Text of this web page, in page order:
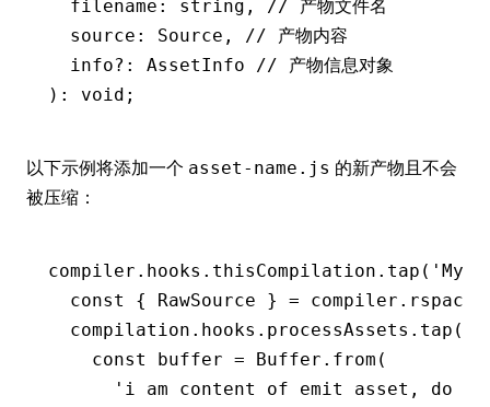
  filename: string
,
// 产物文件名
  source: Source
,
// 产物内容
  info
?: AssetInfo // 产物信息对象
): void ;
以下示例将添加一个 asset-name.js 的新产物且不会
被压缩：
compiler . hooks . thisCompilation .tap (
  const
{ RawSource } = compiler . rspack
  compilation
. hooks . processAssets .tap (
    const
buffer = Buffer .from (
'i am content of emit asset, do